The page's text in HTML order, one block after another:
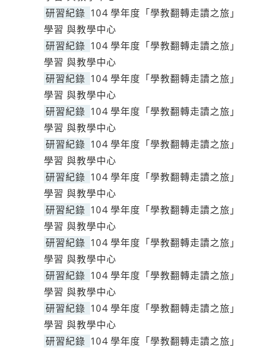
研習紀錄 104 學年度「學教翻轉走讀之旅」
學習 與教學中心
研習紀錄 104 學年度「學教翻轉走讀之旅」
學習 與教學中心
研習紀錄 104 學年度「學教翻轉走讀之旅」
學習 與教學中心
研習紀錄 104 學年度「學教翻轉走讀之旅」
學習 與教學中心
研習紀錄 104 學年度「學教翻轉走讀之旅」
學習 與教學中心
研習紀錄 104 學年度「學教翻轉走讀之旅」
學習 與教學中心
研習紀錄 104 學年度「學教翻轉走讀之旅」
學習 與教學中心
研習紀錄 104 學年度「學教翻轉走讀之旅」
學習 與教學中心
研習紀錄 104 學年度「學教翻轉走讀之旅」
學習 與教學中心
研習紀錄 104 學年度「學教翻轉走讀之旅」
學習 與教學中心
研習紀錄 104 學年度「學教翻轉走讀之旅」